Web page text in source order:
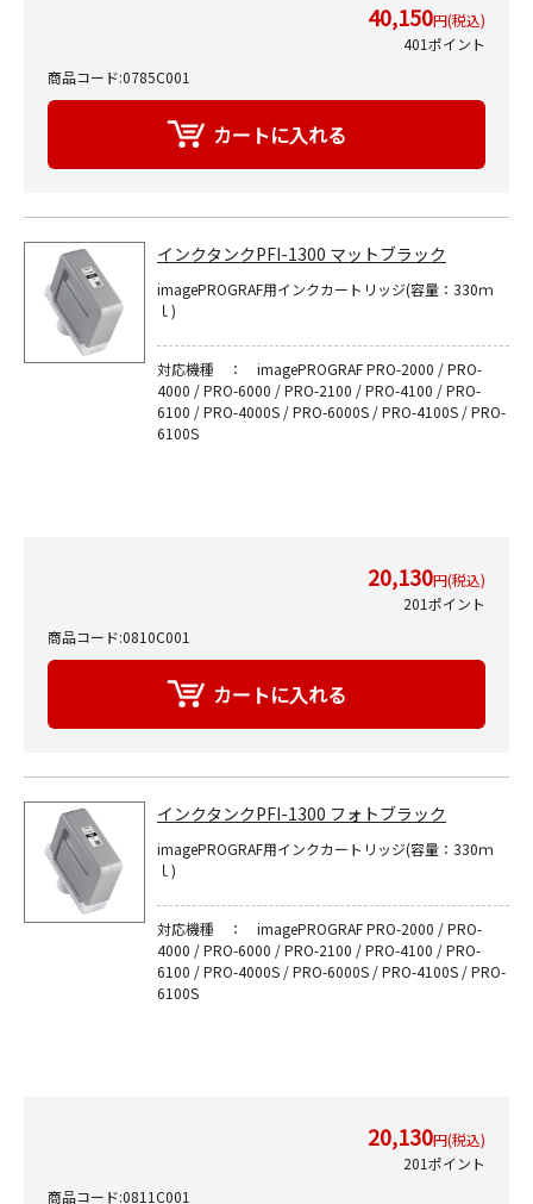
40,150円(税込)
401ポイント
商品コード:0785C001
インクタンクPFI-1300 マットブラック
imagePROGRAF用インクカートリッジ(容量：330ｍ
ｌ)
対応機種 ： imagePROGRAF PRO-2000 / PRO-
4000 / PRO-6000 / PRO-2100 / PRO-4100 / PRO-
6100 / PRO-4000S / PRO-6000S / PRO-4100S / PRO-
6100S
20,130円(税込)
201ポイント
商品コード:0810C001
インクタンクPFI-1300 フォトブラック
imagePROGRAF用インクカートリッジ(容量：330ｍ
ｌ)
対応機種 ： imagePROGRAF PRO-2000 / PRO-
4000 / PRO-6000 / PRO-2100 / PRO-4100 / PRO-
6100 / PRO-4000S / PRO-6000S / PRO-4100S / PRO-
6100S
20,130円(税込)
201ポイント
商品コード:0811C001